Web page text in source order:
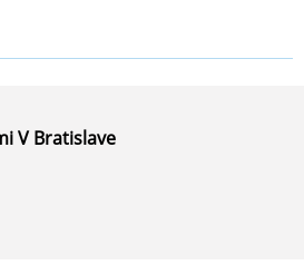
V Bratislave